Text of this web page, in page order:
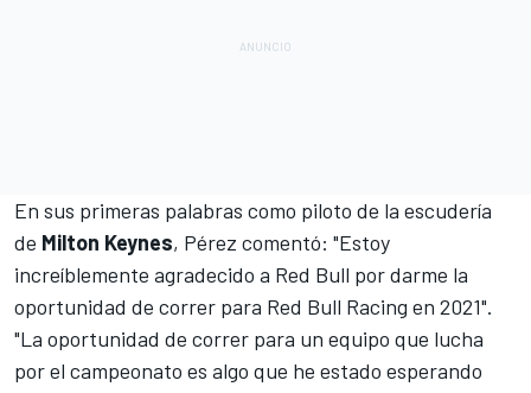
En sus primeras palabras como piloto de la escudería
de Milton Keynes, Pérez comentó: "Estoy
increíblemente agradecido a Red Bull por darme la
oportunidad de correr para Red Bull Racing en 2021".
"La oportunidad de correr para un equipo que lucha
por el campeonato es algo que he estado esperando